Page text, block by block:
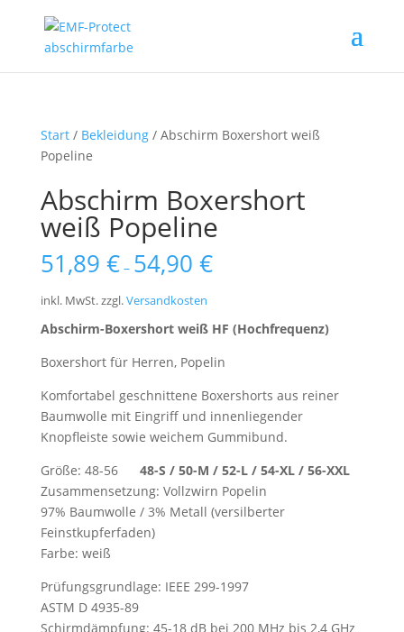
Start/ Bekleidung/ Abschirm Boxershort weiß
Popeline
Abschirm Boxershort
weiß Popeline
51,89 €– 54,90 €
inkl. MwSt.zzgl.Versandkosten
Abschirm-Boxershort weiß HF (Hochfrequenz)
Boxershort für Herren, Popelin
Komfortabel geschnittene Boxershorts aus reiner
Baumwolle mit Eingriff und innenliegender
Knopfleiste sowie weichem Gummibund.
Größe: 48-56 48-S / 50-M / 52-L / 54-XL / 56-XXL
Zusammensetzung: Vollzwirn Popelin
97% Baumwolle / 3% Metall (versilberter
Feinstkupferfaden)
Farbe: weiß
Prüfungsgrundlage: IEEE 299-1997
ASTM D 4935-89
Schirmdämpfung: 45-18 dB bei 200 MHz bis 2,4 GHz